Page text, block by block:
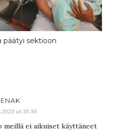
päätyi sektioon
at 19:36
meillä ei aikuiset käyttäneet